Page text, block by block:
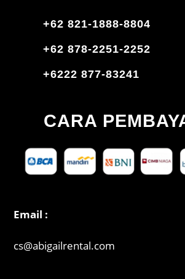
+62 821-1888-8804
+62 878-2251-2252
+6222 877-83241
CARA
Email :
cs@abigailrental.com